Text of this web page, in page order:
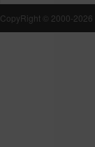
CopyRight © 2000-2026